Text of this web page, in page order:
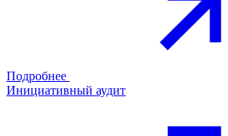
Подробнее
Инициативный аудит